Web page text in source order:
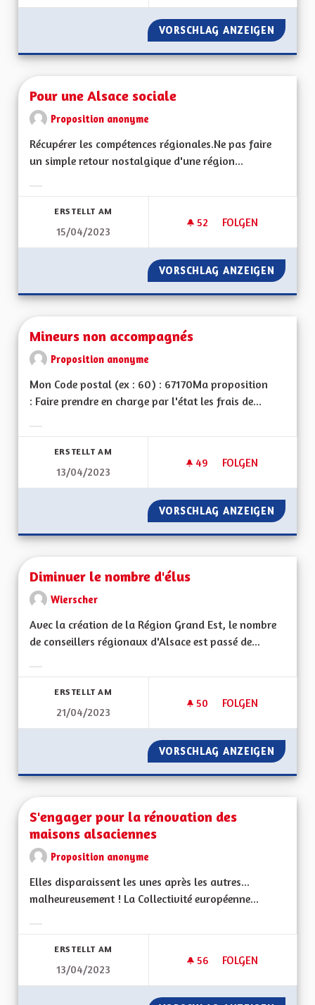
VORSCHLAG ANZEIGEN HAUT-
Pour une Alsace sociale
Proposition anonyme
Récupérer les compétences régionales.Ne pas faire
un simple retour nostalgique d'une région...
ERSTELLT AM
15/04/2023
52 52 FOLLOWER
FOLGEN
POUR UNE ALSACE
VORSCHLAG ANZEIGEN POUR
Mineurs non accompagnés
Proposition anonyme
Mon Code postal (ex : 60) : 67170Ma proposition
: Faire prendre en charge par l'état les frais de...
ERSTELLT AM
13/04/2023
49 49 FOLLOWER
FOLGEN
MINEURS NON
VORSCHLAG ANZEIGEN
Diminuer le nombre d'élus
Wierscher
Avec la création de la Région Grand Est, le nombre
de conseillers régionaux d'Alsace est passé de...
ERSTELLT AM
21/04/2023
50 50 FOLLOWER
FOLGEN
DIMINUER LE
VORSCHLAG ANZEIGEN
S'engager pour la rénovation des
maisons alsaciennes
Proposition anonyme
Elles disparaissent les unes après les autres...
malheureusement ! La Collectivité européenne...
ERSTELLT AM
13/04/2023
56 56 FOLLOWER
FOLGEN
S'ENGAGER POUR